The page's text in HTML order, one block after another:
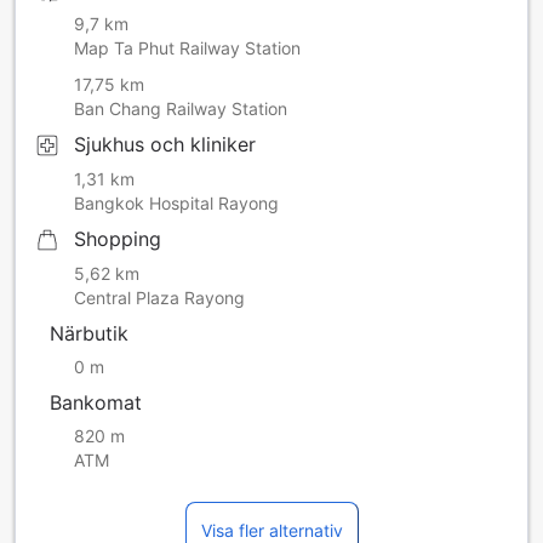
9,7 km
Map Ta Phut Railway Station
17,75 km
Ban Chang Railway Station
Sjukhus och kliniker
1,31 km
Bangkok Hospital Rayong
Shopping
5,62 km
Central Plaza Rayong
Närbutik
0 m
Bankomat
820 m
ATM
Visa fler alternativ